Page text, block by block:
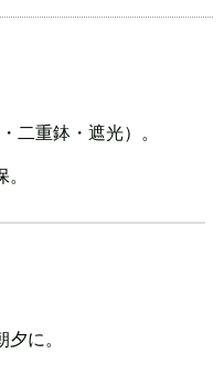
二重鉢・遮光）。
に。